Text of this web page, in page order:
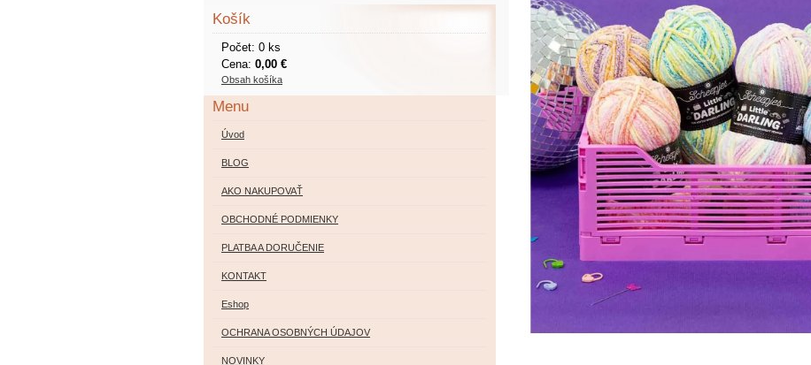
Košík
Počet: 0 ks
Cena: 0,00 €
Obsah košíka
Menu
Úvod
BLOG
AKO NAKUPOVAŤ
OBCHODNÉ PODMIENKY
PLATBA A DORUČENIE
KONTAKT
Eshop
OCHRANA OSOBNÝCH ÚDAJOV
NOVINKY